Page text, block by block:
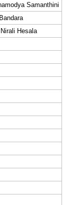
Samanthini
Hesala